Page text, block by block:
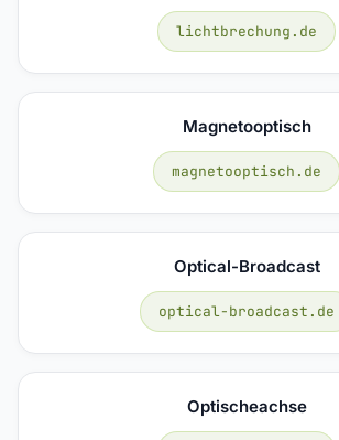
lichtbrechung.de
Magnetooptisch
magnetooptisch.de
Optical-Broadcast
optical-broadcast.de
Optischeachse